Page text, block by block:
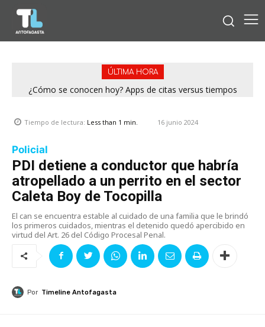
ÚLTIMA HORA
¿Cómo se conocen hoy? Apps de citas versus tiempos
Tiempo de lectura: Less than 1 min. 16 junio 2024
Policial
PDI detiene a conductor que habría
atropellado a un perrito en el sector
Caleta Boy de Tocopilla
El can se encuentra estable al cuidado de una familia que le brindó
los primeros cuidados, mientras el detenido quedó apercibido en
virtud del Art. 26 del Código Procesal Penal.
Por Timeline Antofagasta